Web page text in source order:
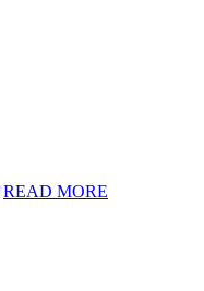
READ MORE